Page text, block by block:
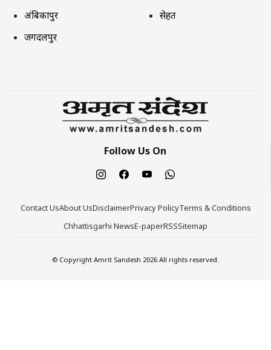
अंबिकापुर
जगदलपुर
सेहत
Follow Us On
Contact UsAbout UsDisclaimerPrivacy PolicyTerms & Conditions
Chhattisgarhi NewsE-paperRSSSitemap
© Copyright Amrit Sandesh 2026 All rights reserved.